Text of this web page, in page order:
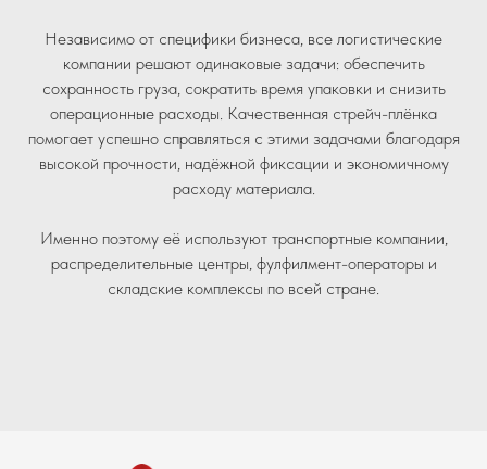
Независимо от специфики бизнеса, все логистические
компании решают одинаковые задачи: обеспечить
сохранность груза, сократить время упаковки и снизить
операционные расходы. Качественная стрейч-плёнка
помогает успешно справляться с этими задачами благодаря
высокой прочности, надёжной фиксации и экономичному
расходу материала.
Именно поэтому её используют транспортные компании,
распределительные центры, фулфилмент-операторы и
складские комплексы по всей стране.